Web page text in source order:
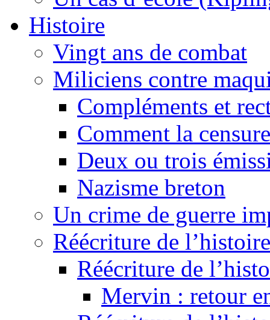
Histoire
Vingt ans de combat
Miliciens contre
Compléments et
Comment la
Deux ou trois
Nazisme breton
Un crime de guerre
Réécriture de
Réécriture de
Mervin : retour